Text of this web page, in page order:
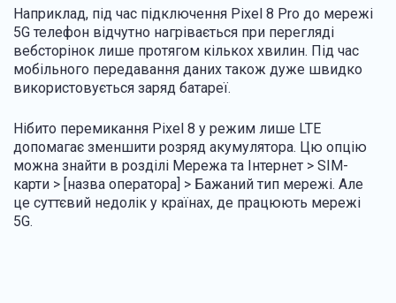
Наприклад, під час підключення Pixel 8 Pro до мережі
5G телефон відчутно нагрівається при перегляді
вебсторінок лише протягом кількох хвилин. Під час
мобільного передавання даних також дуже швидко
використовується заряд батареї.
Нібито перемикання Pixel 8 у режим лише LTE
допомагає зменшити розряд акумулятора. Цю опцію
можна знайти в розділі Мережа та Інтернет > SIM-
карти > [назва оператора] > Бажаний тип мережі. Але
це суттєвий недолік у країнах, де працюють мережі
5G.